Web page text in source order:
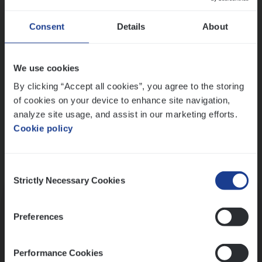
Consent Details About
We use cookies
By clicking “Accept all cookies”, you agree to the storing
of cookies on your device to enhance site navigation,
analyze site usage, and assist in our marketing efforts.
Cookie policy
Selection
Strictly Necessary Cookies
Preferences
Performance Cookies
Ons sollicitatieproces